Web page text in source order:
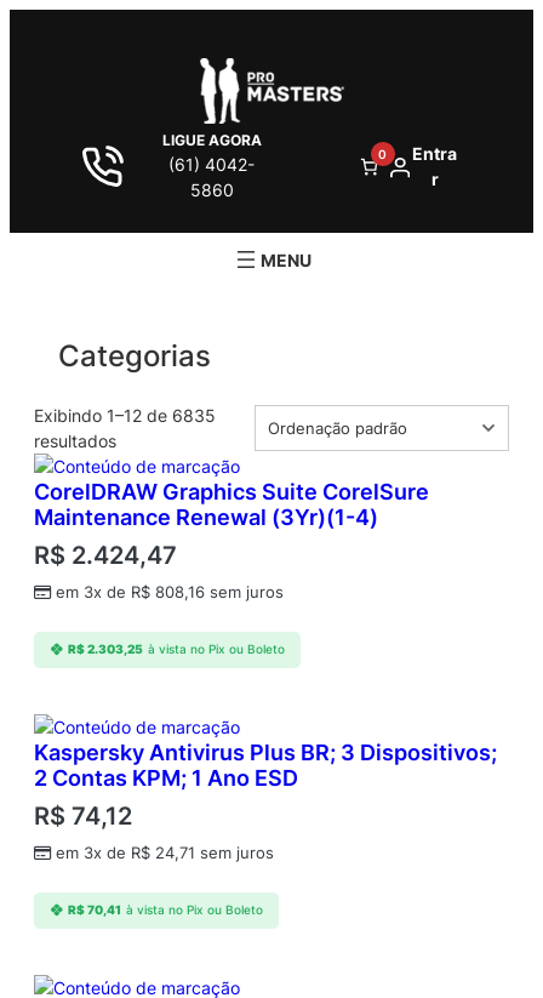
LIGUE AGORA
(61) 4042-
5860
0
Entra
r
Categorias
Exibindo 1–12 de 6835
resultados
CorelDRAW Graphics Suite CorelSure
Maintenance Renewal (3Yr)(1-4)
R$ 2.424,47
em 3x de R$ 808,16 sem juros
R$2.303,25 à vista no Pix ou Boleto
Kaspersky Antivirus Plus BR; 3 Dispositivos;
2 Contas KPM; 1 Ano ESD
R$ 74,12
em 3x de R$ 24,71 sem juros
R$70,41 à vista no Pix ou Boleto